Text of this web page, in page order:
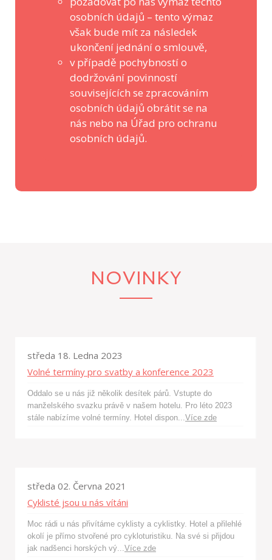
osobních údajů – tento výmaz
však bude mít za následek
ukončení jednání o smlouvě,
v případě pochybností o
dodržování povinností
souvisejících se zpracováním
osobních údajů obrátit se na
nás nebo na Úřad pro ochranu
osobních údajů.
NOVINKY
středa 18. Ledna 2023
Volné termíny pro svatby a konference 2023
Oddalo se u nás již několik desítek párů. Vstupte do
manželského svazku právě v našem hotelu. Pro léto 2023
stále nabízíme volné termíny. Hotel dispon...Více zde
středa 02. Června 2021
Cyklisté jsou u nás vítáni
Moc rádi u nás přivítáme cyklisty a cyklistky. Hotel a přilehlé
okolí je přímo stvořené pro cykloturistiku. Na své si přijdou
jak nadšenci horských vý...Více zde